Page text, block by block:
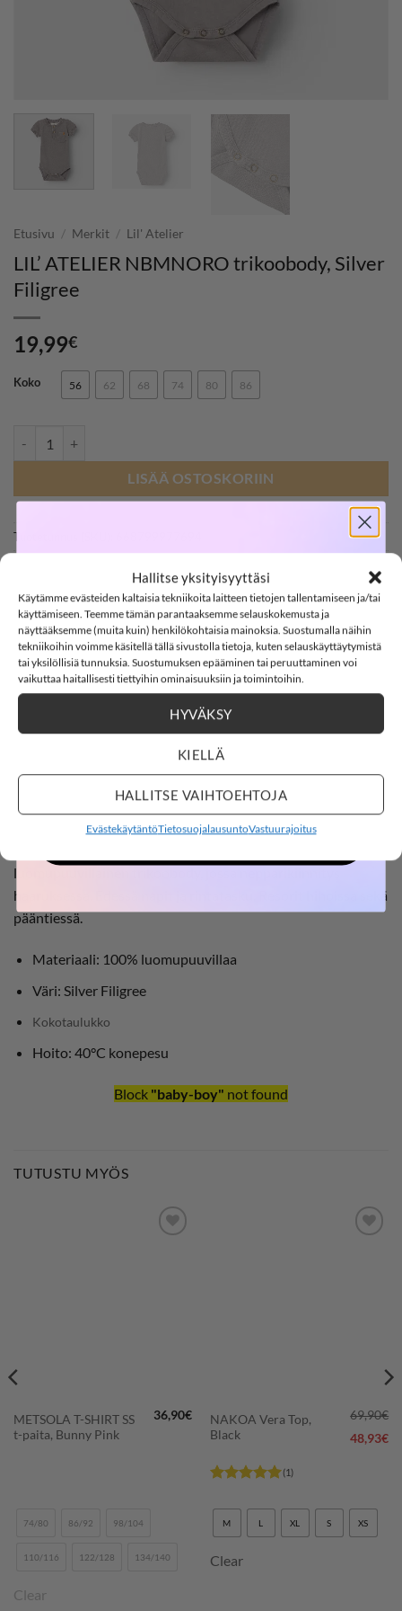
Hallitse yksityisyyttäsi
Käytämme evästeiden kaltaisia tekniikoita laitteen tietojen tallentamiseen ja/tai
käyttämiseen. Teemme tämän parantaaksemme selauskokemusta ja
näyttääksemme (muita kuin) henkilökohtaisia mainoksia. Suostumalla näihin
tekniikoihin voimme käsitellä tällä sivustolla tietoja, kuten selauskäyttäytymistä
tai yksilöllisiä tunnuksia. Suostumuksen epääminen tai peruuttaminen voi
vaikuttaa haitallisesti tiettyihin ominaisuuksiin ja toimintoihin.
HYVÄKSY
KIELLÄ
HALLITSE VAIHTOEHTOJA
EvästekäytäntöTietosuojalausuntoVastuurajoitus
Etusivu / Merkit / Lil' Atelier
LIL’ ATELIER NBMNORO trikoobody, Silver
Filigree
19,99€
Koko 56 62 68 74 80 86
LISÄÄ OSTOSKORIIN
Tuotetunnus (SKU):
Avainsana tuotteelle Lil' Atelier
ARVIOT (0)
Lil’ Atelier NBMNORO trikoobody, Silver Filigree
luomupuuvillainen trikoobody, jossa nepparikiinnitys
haaruksessa. Edessä napit ja rintatasku. Resorit hihoissa sekä
pääntiessä.
Materiaali: 100% luomupuuvillaa
Väri: Silver Filigree
Kokotaulukko
Hoito: 40°C konepesu
Block "baby-boy" not found
TUTUSTU MYÖS
METSOLA T-SHIRT SS
t-paita, Bunny Pink
36,90€
74/80 86/92 98/104
110/116 122/128 134/140
Clear
NAKOA Vera Top,
Black
tuotteesta:5
(1)
69,90€
48,93€
M L XL S XS
Clear
SOFTSHELL
-15%
15% ALENNUS KOODILLA:SOFTSHELL15
Countdown ends in:
02
days
11
hours
::17
17
minutes
:36
seconds